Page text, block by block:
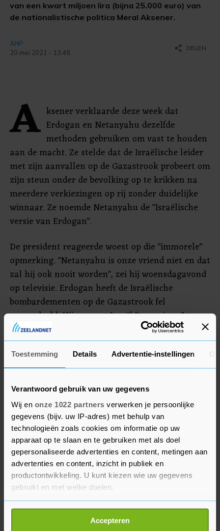
Toestemming Details Advertentie-instellingen
Verantwoord gebruik van uw gegevens
Wij en onze 1022 partners verwerken je persoonlijke
gegevens (bijv. uw IP-adres) met behulp van
technologieën zoals cookies om informatie op uw
apparaat op te slaan en te gebruiken met als doel
gepersonaliseerde advertenties en content, metingen aan
advertenties en content, inzicht in publiek en
productontwikkeling. U kunt kiezen wie uw gegevens
gebruikt en met welke doelen.
Als u het toestaat, willen we ook graag:
Informatie verzamelen over uw geografische
Accepteren
van een kwart miljoen lira (bijna 25.000 euro) van
de nationalistische politica Meral Aksener.
ANP
20 mei 2021 - 13:48
share DELEN
A ksener verklaarde deze week dat
Erdogan en Netanyahu dezelfde
methoden gebruiken om vast te houden
aan de macht. Ze stelde dat de Israëlische leider
met zijn aanvallen op de Gazastrook probeert om
zijn steun onder de bevolking op te krikken na
meerdere verkiezingen op rij zonder duidelijke
winnaar. Ze noemde Netanyahu de "Israëlische
versie van Erdogan".
De president reageerde woest op die "immorele"
opmerking. "Netanyahu is onze vriend niet en dat
zal hij ook nooit worden", zei hij woensdagavond
op televisie. Erdogan heeft de Israëlische
bombardementen op de Gazastrook fel
veroordeeld. Hij verweet Israël "terrorisme" tegen
de Palestijnen en zei dat kinderen van "vijf of zes
jaar oud" worden vermoord.